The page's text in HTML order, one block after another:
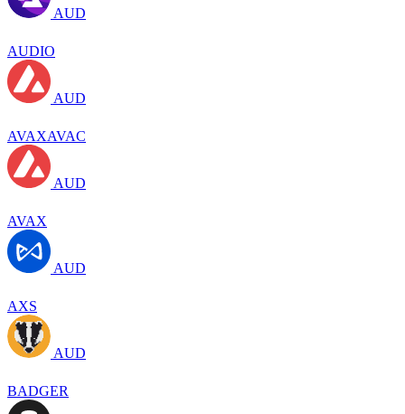
AUD
AUDIO
AUD
AVAXAVAC
AUD
AVAX
AUD
AXS
AUD
BADGER